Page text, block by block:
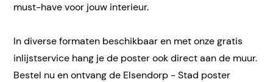
must-have voor jouw interieur.
In diverse formaten beschikbaar en met onze gratis
inlijstservice hang je de poster ook direct aan de muur.
Bestel nu en ontvang de Elsendorp - Stad poster